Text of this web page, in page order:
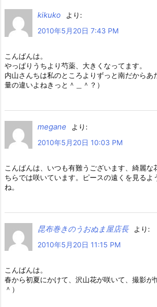
kikuko
より:
2010年5月20日 7:43 PM
こんばんは。
やっぱりうちより芍薬、大きくなってます。
内山さんちは私のところよりずっと南だからあ
量の違いよねきっと＾＿＾？）
megane
より:
2010年5月20日 10:03 PM
こんばんは、いつも有難うございます、綺麗な
ちらでは咲いています。ピースの遠くを見るよ
ね。
昆布巻きのうおぬま屋店長
より:
2010年5月20日 11:15 PM
こんばんは。
春から初夏にかけて、沢山花が咲いて、撮影が
＾）